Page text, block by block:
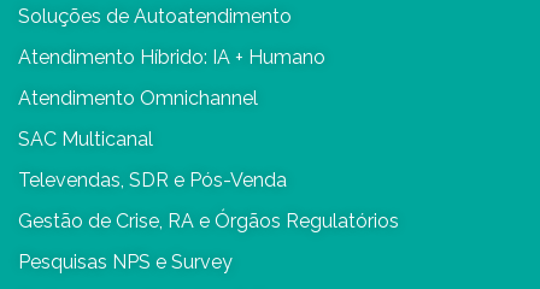
Soluções de Autoatendimento
Atendimento Híbrido: IA + Humano
Atendimento Omnichannel
SAC Multicanal
Televendas, SDR e Pós-Venda
Gestão de Crise, RA e Órgãos Regulatórios
Pesquisas NPS e Survey